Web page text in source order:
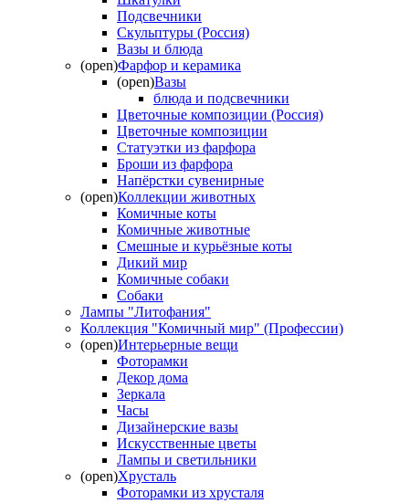
Подсвечники
Скульптуры (Россия)
Вазы и блюда
(open)Фарфор и керамика
(open)Вазы
блюда и подсвечники
Цветочные композиции (Россия)
Цветочные композиции
Статуэтки из фарфора
Броши из фарфора
Напёрстки сувенирные
(open)Коллекции животных
Комичные коты
Комичные животные
Смешные и курьёзные коты
Дикий мир
Комичные собаки
Собаки
Лампы "Литофания"
Коллекция "Комичный мир" (Профессии)
(open)Интерьерные вещи
Фоторамки
Декор дома
Зеркала
Часы
Дизайнерские вазы
Искусственные цветы
Лампы и светильники
(open)Хрусталь
Фоторамки из хрусталя